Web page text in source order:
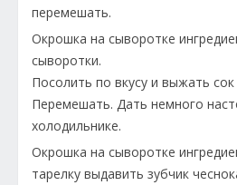
перемешать.
Окрошка на сыворотке
сыворотки.
Посолить по вкусу и выжать
Перемешать. Дать немного
холодильнике.
Окрошка на сыворотке
тарелку выдавить зубчик